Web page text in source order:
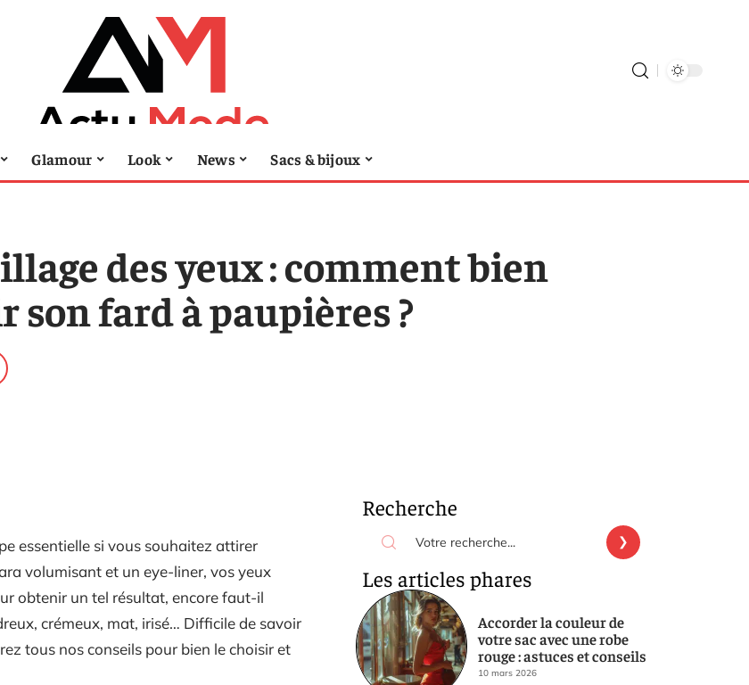
Glamour Look News Sacs & bijoux
des yeux : comment bien
son fard à paupières ?
essentielle si vous souhaitez attirer
volumisant et un eye-liner, vos yeux
obtenir un tel résultat, encore faut-il
crémeux, mat, irisé… Difficile de savoir
tous nos conseils pour bien le choisir et
Recherche
Les articles phares
Accorder la couleur de
votre sac avec une robe
rouge : astuces et conseils
10 mars 2026